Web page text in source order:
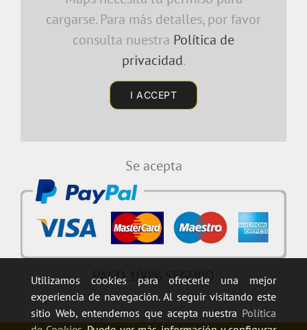
cargarse. Para más detalles, por favor
consulta nuestra Política de
privacidad.
I ACCEPT
Se acepta
PAGO 100% SEGURO
Utilizamos cookies para ofrecerle una mejor
experiencia de navegación. Al seguir visitando este
sitio Web, entendemos que acepta nuestra Política